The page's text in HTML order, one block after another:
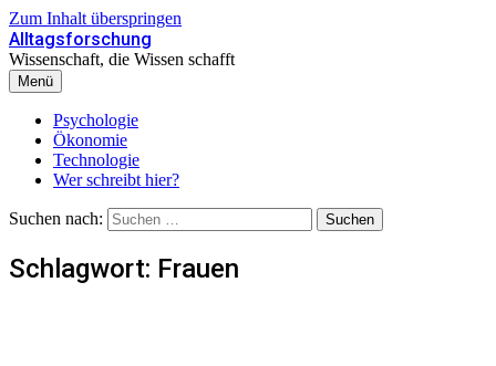
Zum Inhalt überspringen
Alltagsforschung
Wissenschaft, die Wissen schafft
Menü
Psychologie
Ökonomie
Technologie
Wer schreibt hier?
Suchen nach:
Schlagwort: Frauen